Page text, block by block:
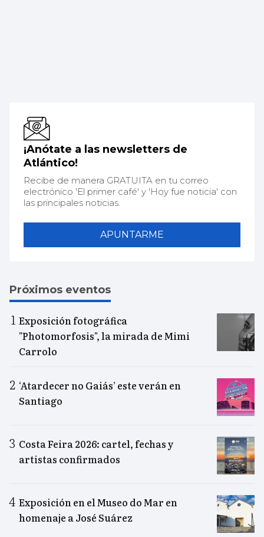
¡Anótate a las newsletters de
Atlántico!
Recibe de manera GRATUITA en tu correo
electrónico 'El primer café' y 'Hoy fue noticia' con
las principales noticias.
APUNTARME
Próximos eventos
Exposición fotográfica
"Photomorfosis", la mirada de Mimi
Carrolo
‘Atardecer no Gaiás’ este verán en
Santiago
Costa Feira 2026: cartel, fechas y
artistas confirmados
Exposición en el Museo do Mar en
homenaje a José Suárez